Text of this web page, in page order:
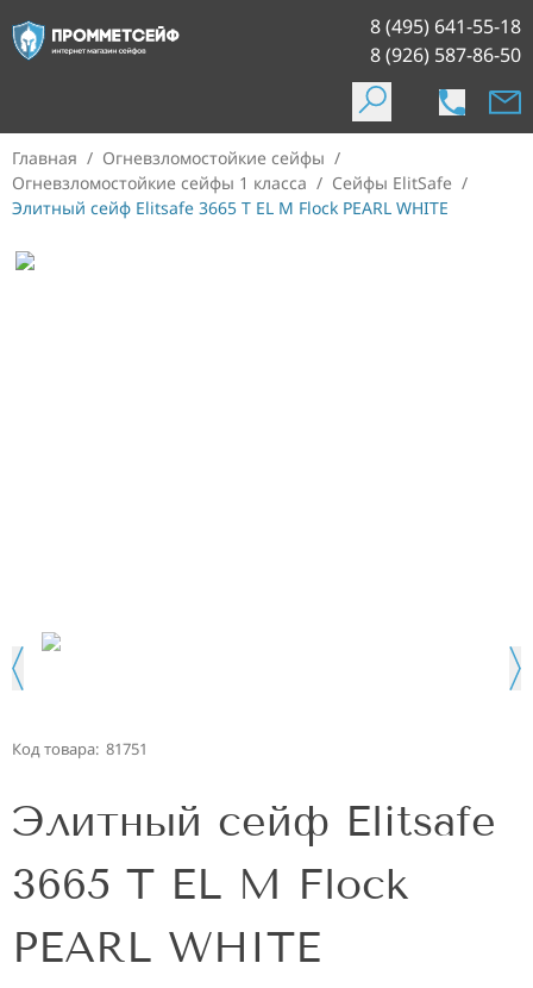
8 (495) 641-55-18
8 (926) 587-86-50
Главная / Огневзломостойкие сейфы /
Огневзломостойкие сейфы 1 класса / Сейфы ElitSafe /
Элитный сейф Elitsafe 3665 T EL M Flock PEARL WHITE
Код товара: 81751
Элитный сейф Elitsafe
3665 T EL M Flock
PEARL WHITE